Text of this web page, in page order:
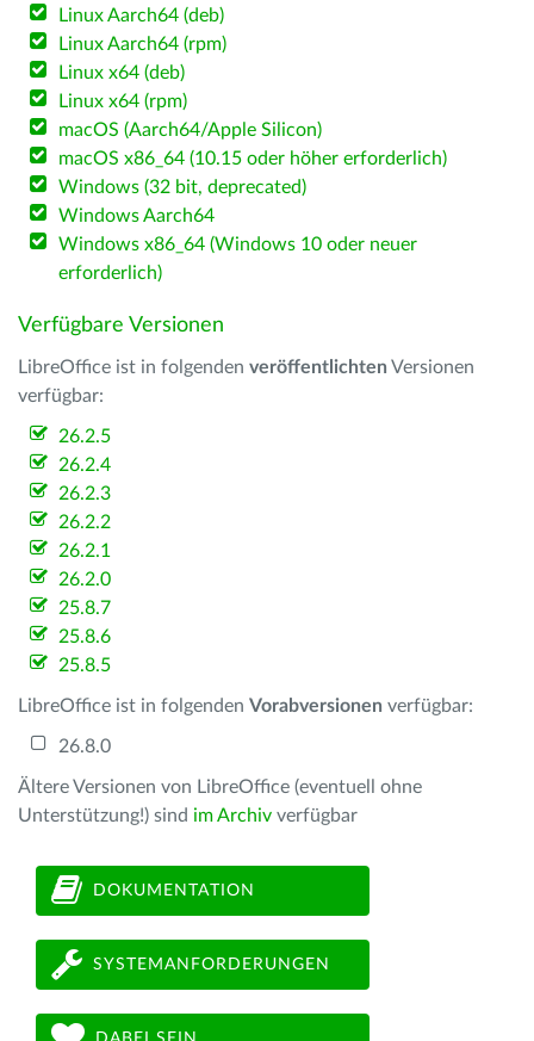
Linux Aarch64 (deb)
Linux Aarch64 (rpm)
Linux x64 (deb)
Linux x64 (rpm)
macOS (Aarch64/Apple Silicon)
macOS x86_64 (10.15 oder höher erforderlich)
Windows (32 bit, deprecated)
Windows Aarch64
Windows x86_64 (Windows 10 oder neuer
erforderlich)
Verfügbare Versionen
LibreOffice ist in folgenden veröffentlichten Versionen
verfügbar:
26.2.5
26.2.4
26.2.3
26.2.2
26.2.1
26.2.0
25.8.7
25.8.6
25.8.5
LibreOffice ist in folgenden Vorabversionen verfügbar:
26.8.0
Ältere Versionen von LibreOffice (eventuell ohne
Unterstützung!) sind im Archiv verfügbar
DOKUMENTATION
SYSTEMANFORDERUNGEN